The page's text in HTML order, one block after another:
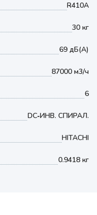
R410A
30 кг
69 дБ(А)
87000 м3/ч
6
DC‐ИНВ. СПИРАЛ.
HITACHI
0.9418 кг